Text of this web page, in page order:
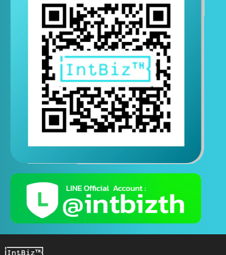
ติดต่อสอบถามทางไลน์
( ติดต่อสอบถามได้ตอลอด 24 ชั่วโมง )